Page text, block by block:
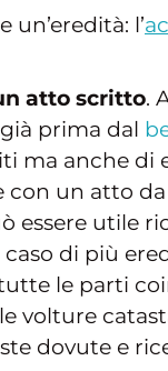
l’
atto scritto.
prima dal
ma anche
con un atto
essere utile
di più
le parti
volture
dovute e